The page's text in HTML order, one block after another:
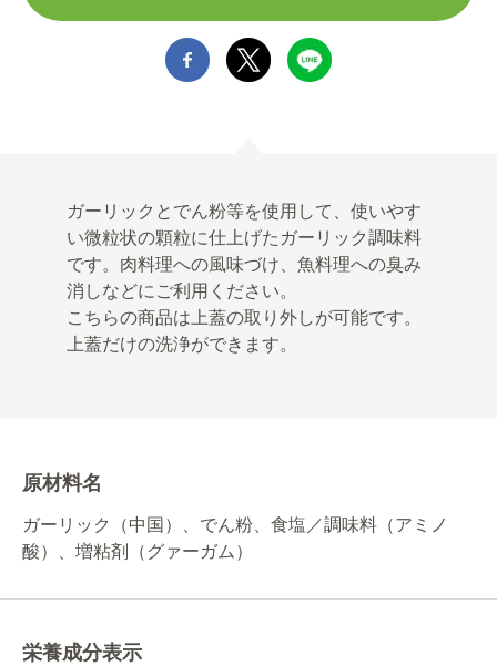
ガーリックとでん粉等を使用して、使いやす
い微粒状の顆粒に仕上げたガーリック調味料
です。肉料理への風味づけ、魚料理への臭み
消しなどにご利用ください。
こちらの商品は上蓋の取り外しが可能です。
上蓋だけの洗浄ができます。
原材料名
ガーリック（中国）、でん粉、食塩／調味料（アミノ
酸）、増粘剤（グァーガム）
栄養成分表示